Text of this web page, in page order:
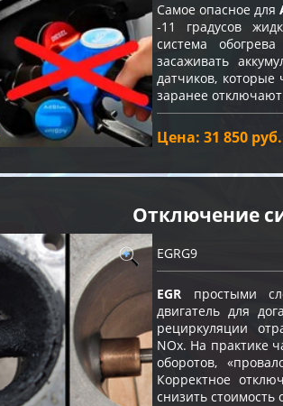
Самое опасное для
-11 градусов
система
засаживать
датчиков,
заранее
Цена: 31 850 руб.
Отключение
EGRG9
EGR простыми
двигатель для
рециркуляции
NOx. На практике
оборотов,
Корректное
снизить стоимость